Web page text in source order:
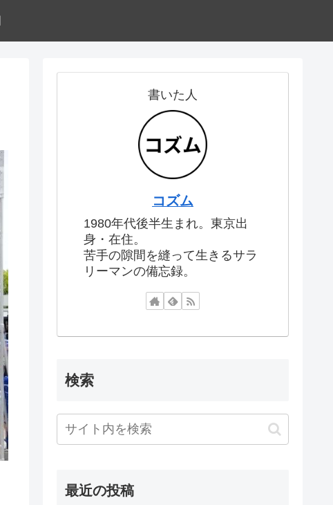
書いた人
コズム
1980年代後半生まれ。東京出
身・在住。
苦手の隙間を縫って生きるサラ
リーマンの備忘録。
検索
最近の投稿